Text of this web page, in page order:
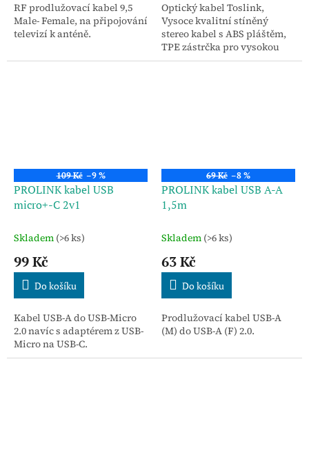
RF prodlužovací kabel 9,5
Male- Female, na připojování
televizí k anténě.
Optický kabel Toslink,
Vysoce kvalitní stíněný
stereo kabel s ABS pláštěm,
TPE zástrčka pro vysokou
odolnost a flexibilitu.
109 Kč –9 %
PROLINK kabel USB
micro+-C 2v1
Skladem (>6 ks)
99 Kč
Do košíku
Kabel USB-A do USB-Micro
2.0 navíc s adaptérem z USB-
Micro na USB-C.
69 Kč –8 %
PROLINK kabel USB A-A
1,5m
Skladem (>6 ks)
63 Kč
Do košíku
Prodlužovací kabel USB-A
(M) do USB-A (F) 2.0.